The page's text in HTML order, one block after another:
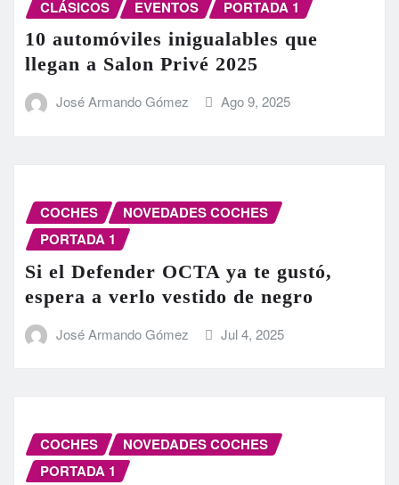
CLÁSICOS EVENTOS PORTADA 1
10 automóviles inigualables que
llegan a Salon Privé 2025
José Armando Gómez Ago 9, 2025
COCHES
NOVEDADES COCHES
PORTADA 1
Si el Defender OCTA ya te gustó,
espera a verlo vestido de negro
José Armando Gómez Jul 4, 2025
COCHES
NOVEDADES COCHES
PORTADA 1